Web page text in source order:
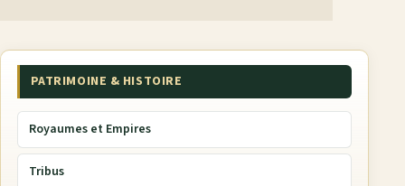
PATRIMOINE & HISTOIRE
Royaumes et Empires
Tribus